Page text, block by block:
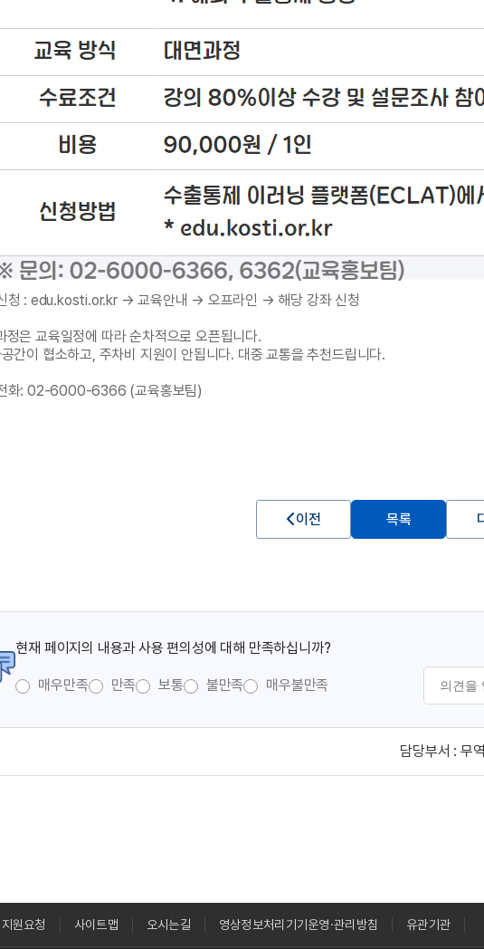
청 : edu.kosti.or.kr → 교육안내 → 오프라인 → 해당 강좌 신청
정은 교육일정에 따라 순차적으로 오픈됩니다.
간이 협소하고, 주차비 지원이 안됩니다. 대중 교통을 추천드립니다.
화: 02-6000-6366 (교육홍보팀)
이전 목록
현재 페이지의 내용과 사용 편의성에 대해 만족하십니까?
매우만족 만족 보통 불만족 매우불만족
담당부서 : 무
원요청 사이트맵 오시는길 영상정보처리기기운영·관리방침 유관기관